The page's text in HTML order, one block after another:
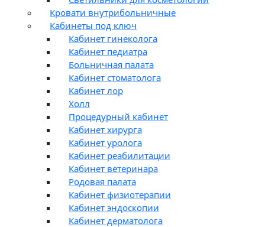
Кровати внутрибольничные
Кабинеты под ключ
Кабинет гинеколога
Кабинет педиатра
Больничная палата
Кабинет стоматолога
Кабинет лор
Холл
Процедурный кабинет
Кабинет хирурга
Кабинет уролога
Кабинет реабилитации
Кабинет ветеринара
Родовая палата
Кабинет физиотерапии
Кабинет эндоскопии
Кабинет дерматолога